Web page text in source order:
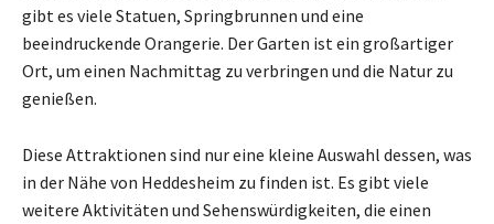
gibt es viele Statuen, Springbrunnen und eine
beeindruckende Orangerie. Der Garten ist ein großartiger
Ort, um einen Nachmittag zu verbringen und die Natur zu
genießen.
Diese Attraktionen sind nur eine kleine Auswahl dessen, was
in der Nähe von Heddesheim zu finden ist. Es gibt viele
weitere Aktivitäten und Sehenswürdigkeiten, die einen